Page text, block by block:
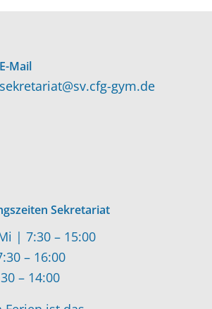
E-Mail
sekretariat@sv.cfg-gym.de
Sekretariat
| 7:30 – 15:00
– 16:00
– 14:00